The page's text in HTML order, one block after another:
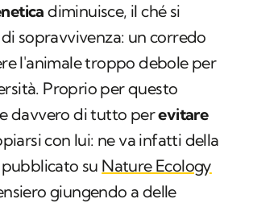
diminuisce, il ché si
sopravvivenza: un corredo
l'animale troppo debole per
Proprio per questo
davvero di tutto perevitare
con lui: ne va infatti della
su Nature Ecology
giungendo a delle